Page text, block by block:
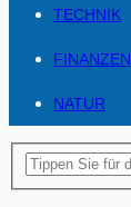
TECHNIK
FINANZEN
NATUR